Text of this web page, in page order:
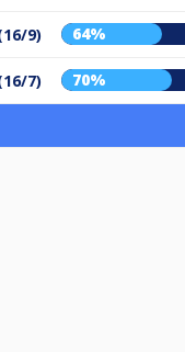
9) 64%
7) 70%